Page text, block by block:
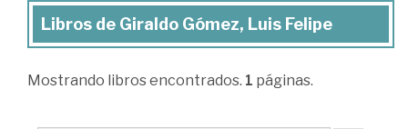
Libros
Giraldo
Libros de Giraldo Gómez, Luis Felipe
Mostrando libros encontrados. 1 páginas.